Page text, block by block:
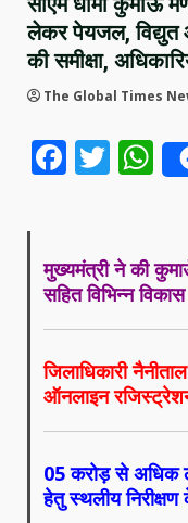
लेकर पेयजल, विद्युत
की समीक्षा,
The Global Times
मुख्यमंत्री ने की
सहित विभिन्न विकास
जिलाधिकारी
ऑनलाइन
05 करोड़ से अधिक
हेतु स्थलीय निरीक्षण